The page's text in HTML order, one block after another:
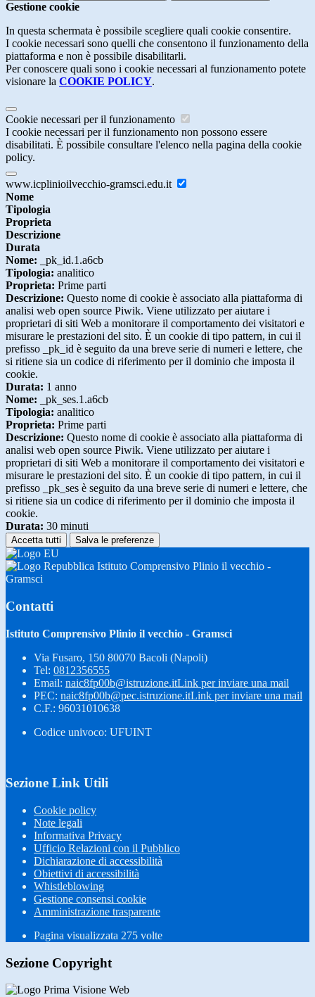
Gestione cookie
In questa schermata è possibile scegliere quali cookie consentire.
I cookie necessari sono quelli che consentono il funzionamento della
piattaforma e non è possibile disabilitarli.
Per conoscere quali sono i cookie necessari al funzionamento potete
visionare la COOKIE POLICY.
Cookie necessari per il funzionamento
I cookie necessari per il funzionamento non possono essere
disabilitati. È possibile consultare l'elenco nella pagina della cookie
policy.
www.icplinioilvecchio-gramsci.edu.it
Nome
Tipologia
Proprieta
Descrizione
Durata
Nome: _pk_id.1.a6cb
Tipologia: analitico
Proprieta: Prime parti
Descrizione: Questo nome di cookie è associato alla piattaforma di
analisi web open source Piwik. Viene utilizzato per aiutare i
proprietari di siti Web a monitorare il comportamento dei visitatori e
misurare le prestazioni del sito. È un cookie di tipo pattern, in cui il
prefisso _pk_id è seguito da una breve serie di numeri e lettere, che
si ritiene sia un codice di riferimento per il dominio che imposta il
cookie.
Durata: 1 anno
Nome: _pk_ses.1.a6cb
Tipologia: analitico
Proprieta: Prime parti
Descrizione: Questo nome di cookie è associato alla piattaforma di
analisi web open source Piwik. Viene utilizzato per aiutare i
proprietari di siti Web a monitorare il comportamento dei visitatori e
misurare le prestazioni del sito. È un cookie di tipo pattern, in cui il
prefisso _pk_ses è seguito da una breve serie di numeri e lettere, che
si ritiene sia un codice di riferimento per il dominio che imposta il
cookie.
Durata: 30 minuti
Accetta tutti Salva le preferenze
Istituto Comprensivo Plinio il vecchio -
Gramsci
Contatti
Istituto Comprensivo Plinio il vecchio - Gramsci
Via Fusaro, 150 80070 Bacoli (Napoli)
Tel: 0812356555
Email: naic8fp00b@istruzione.itLink per inviare una mail
PEC: naic8fp00b@pec.istruzione.itLink per inviare una mail
C.F.: 96031010638
Codice univoco: UFUINT
Sezione Link Utili
Cookie policy
Note legali
Informativa Privacy
Ufficio Relazioni con il Pubblico
Dichiarazione di accessibilità
Obiettivi di accessibilità
Whistleblowing
Gestione consensi cookie
Amministrazione trasparente
Pagina visualizzata 275 volte
Sezione Copyright